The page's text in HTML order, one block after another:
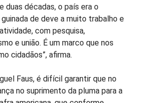
duas décadas, o país era o
de deve a muito trabalho e
com pesquisa,
e união. É um marco que nos
cidadãos”, afirma.
Faus, é difícil garantir que no
no suprimento da pluma para a